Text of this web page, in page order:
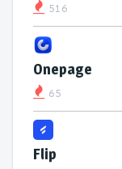
516
Onepage
65
Flip